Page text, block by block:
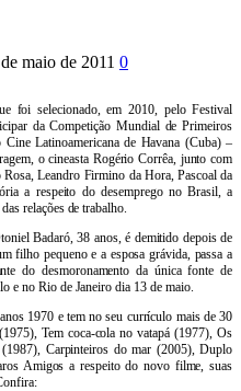
maio de 2011 0
foi selecionado, em 2010, pelo Festival
da Competição Mundial de Primeiros
Latinoamericana de Havana (Cuba) –
o cineasta Rogério Corrêa, junto com
Leandro Firmino da Hora, Pascoal da
a respeito do desemprego no Brasil, a
relações de trabalho.
Badaró, 38 anos, é demitido depois de
filho pequeno e a esposa grávida, passa a
do desmoronamento da única fonte de
e no Rio de Janeiro dia 13 de maio.
1970 e tem no seu currículo mais de 30
Tem coca-cola no vatapá (1977), Os
Carpinteiros do mar (2005), Duplo
Amigos a respeito do novo filme, suas